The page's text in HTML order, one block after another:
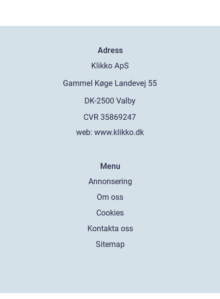
Adress
web: www.klikko.dk
Menu
Annonsering
Om oss
Cookies
Kontakta oss
Sitemap